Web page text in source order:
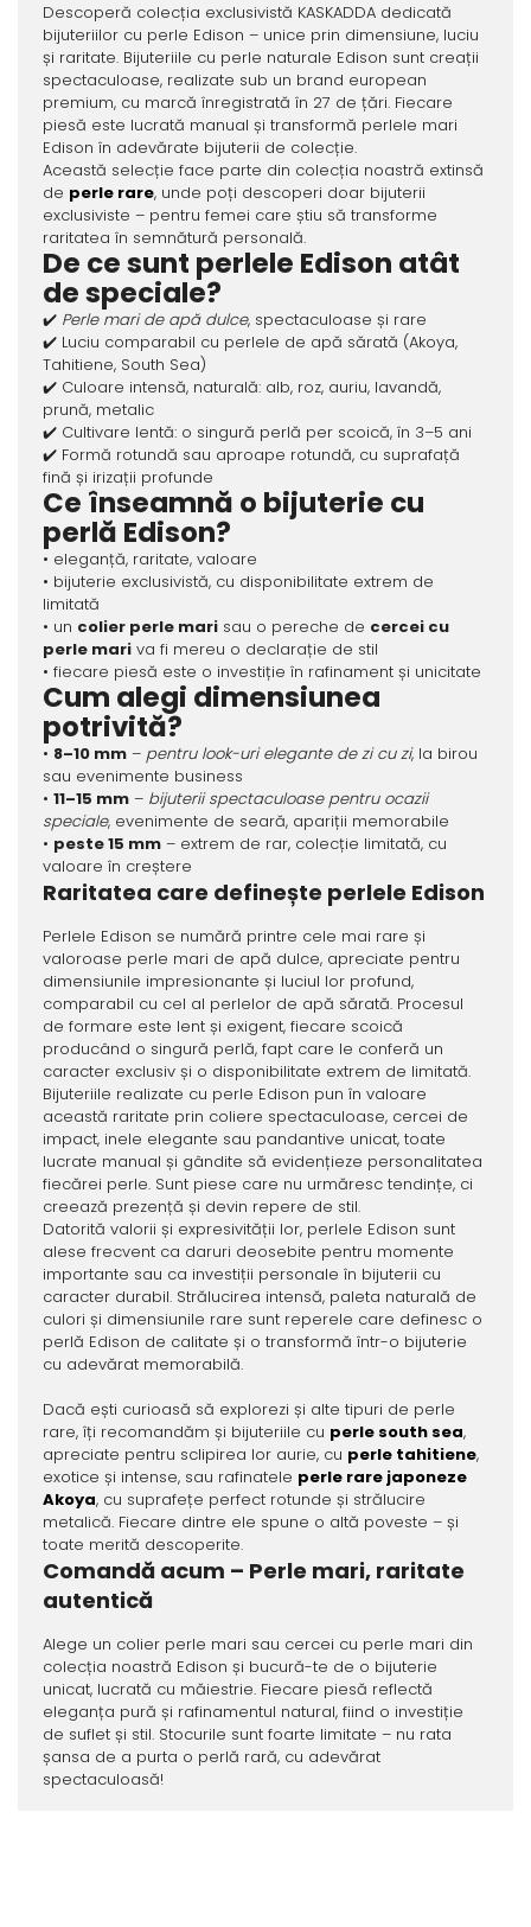
Descoperă colecția exclusivistă KASKADDA dedicată
bijuteriilor cu perle Edison – unice prin dimensiune, luciu
și raritate. Bijuteriile cu perle naturale Edison sunt creații
spectaculoase, realizate sub un brand european
premium, cu marcă înregistrată în 27 de țări. Fiecare
piesă este lucrată manual și transformă perlele mari
Edison în adevărate bijuterii de colecție.
Această selecție face parte din colecția noastră extinsă
de perle rare, unde poți descoperi doar bijuterii
exclusiviste – pentru femei care știu să transforme
raritatea în semnătură personală.
De ce sunt perlele Edison atât
de speciale?
✔️ Perle mari de apă dulce, spectaculoase și rare
✔️ Luciu comparabil cu perlele de apă sărată (Akoya,
Tahitiene, South Sea)
✔️ Culoare intensă, naturală: alb, roz, auriu, lavandă,
prună, metalic
✔️ Cultivare lentă: o singură perlă per scoică, în 3–5 ani
✔️ Formă rotundă sau aproape rotundă, cu suprafață
fină și irizații profunde
Ce înseamnă o bijuterie cu
perlă Edison?
• eleganță, raritate, valoare
• bijuterie exclusivistă, cu disponibilitate extrem de
limitată
• un colier perle marisau o pereche de cercei cu
perle mariva fi mereu o declarație de stil
• fiecare piesă este o investiție în rafinament și unicitate
Cum alegi dimensiunea
potrivită?
• 8–10 mm– pentru look-uri elegante de zi cu zi, la birou
sau evenimente business
• 11–15 mm– bijuterii spectaculoase pentru ocazii
speciale, evenimente de seară, apariții memorabile
• peste 15 mm– extrem de rar, colecție limitată, cu
valoare în creștere
Raritatea care definește perlele Edison
Perlele Edison se numără printre cele mai rare și
valoroase perle mari de apă dulce, apreciate pentru
dimensiunile impresionante și luciul lor profund,
comparabil cu cel al perlelor de apă sărată. Procesul
de formare este lent și exigent, fiecare scoică
producând o singură perlă, fapt care le conferă un
caracter exclusiv și o disponibilitate extrem de limitată.
Bijuteriile realizate cu perle Edison pun în valoare
această raritate prin coliere spectaculoase, cercei de
impact, inele elegante sau pandantive unicat, toate
lucrate manual și gândite să evidențieze personalitatea
fiecărei perle. Sunt piese care nu urmăresc tendințe, ci
creează prezență și devin repere de stil.
Datorită valorii și expresivității lor, perlele Edison sunt
alese frecvent ca daruri deosebite pentru momente
importante sau ca investiții personale în bijuterii cu
caracter durabil. Strălucirea intensă, paleta naturală de
culori și dimensiunile rare sunt reperele care definesc o
perlă Edison de calitate și o transformă într-o bijuterie
cu adevărat memorabilă.
Dacă ești curioasă să explorezi și alte tipuri de perle
rare, îți recomandăm și bijuteriile cu perle south sea,
apreciate pentru sclipirea lor aurie, cu perle tahitiene,
exotice și intense, sau rafinatele perle rare japoneze
Akoya, cu suprafețe perfect rotunde și strălucire
metalică. Fiecare dintre ele spune o altă poveste – și
toate merită descoperite.
Comandă acum – Perle mari, raritate
autentică
Alege un colier perle mari sau cercei cu perle mari din
colecția noastră Edison și bucură-te de o bijuterie
unicat, lucrată cu măiestrie. Fiecare piesă reflectă
eleganța pură și rafinamentul natural, fiind o investiție
de suflet și stil. Stocurile sunt foarte limitate – nu rata
șansa de a purta o perlă rară, cu adevărat
spectaculoasă!